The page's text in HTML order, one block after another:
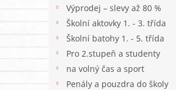
Výprodej – slevy až 80 %
Školní aktovky 1. - 3. třída
Školní batohy 1. - 5. třída
Pro 2.stupeň a studenty
na volný čas a sport
Penály a pouzdra do školy